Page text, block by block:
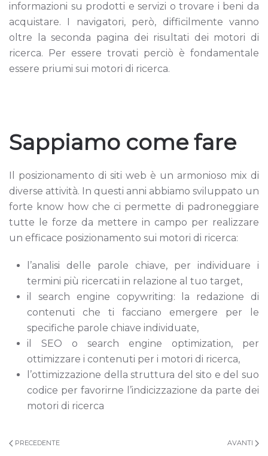
informazioni su prodotti e servizi o trovare i beni da
acquistare. I navigatori, però, difficilmente vanno
oltre la seconda pagina dei risultati dei motori di
ricerca. Per essere trovati perciò è fondamentale
essere priumi sui motori di ricerca.
Sappiamo come fare
Il posizionamento di siti web è un armonioso mix di
diverse attività. In questi anni abbiamo sviluppato un
forte know how che ci permette di padroneggiare
tutte le forze da mettere in campo per realizzare
un efficace posizionamento sui motori di ricerca:
l’analisi delle parole chiave, per individuare i
termini più ricercati in relazione al tuo target,
il search engine copywriting: la redazione di
contenuti che ti facciano emergere per le
specifiche parole chiave individuate,
il SEO o search engine optimization, per
ottimizzare i contenuti per i motori di ricerca,
l’ottimizzazione della struttura del sito e del suo
codice per favorirne l’indicizzazione da parte dei
motori di ricerca
PRECEDENTE AVANTI